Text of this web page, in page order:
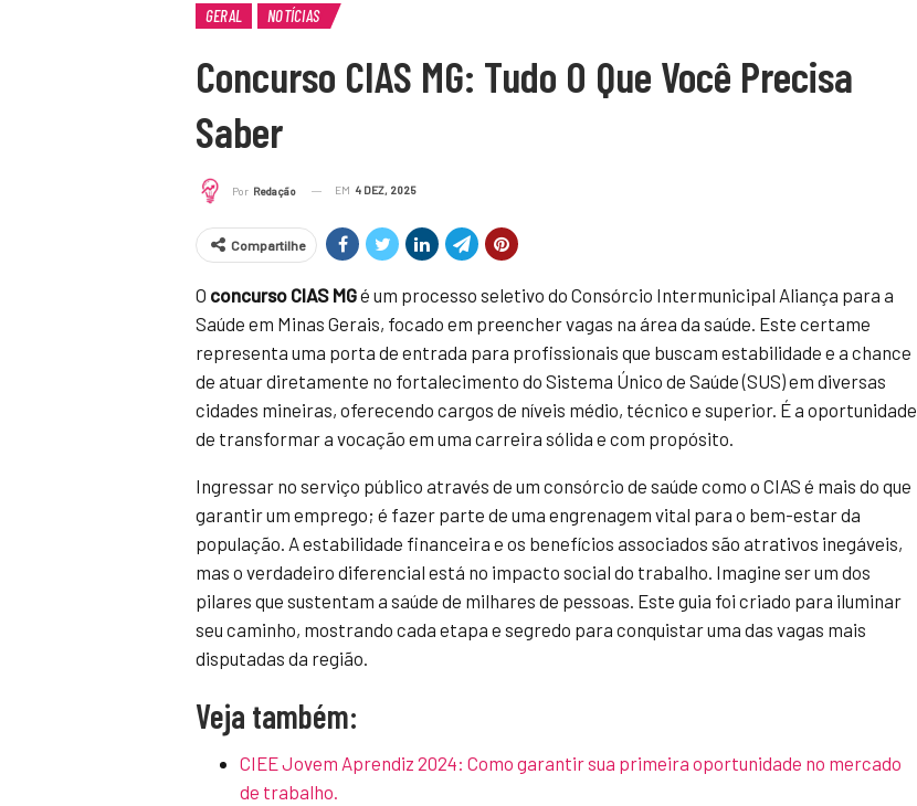
GERAL NOTÍCIAS
Concurso CIAS MG: Tudo O Que Você Precisa
Saber
Por Redação EM 4 DEZ, 2025
Compartilhe
O concurso CIAS MGé um processo seletivo do Consórcio Intermunicipal Aliança para a
Saúde em Minas Gerais, focado em preencher vagas na área da saúde. Este certame
representa uma porta de entrada para profissionais que buscam estabilidade e a chance
de atuar diretamente no fortalecimento do Sistema Único de Saúde (SUS) em diversas
cidades mineiras, oferecendo cargos de níveis médio, técnico e superior. É a oportunidade
de transformar a vocação em uma carreira sólida e com propósito.
Ingressar no serviço público através de um consórcio de saúde como o CIAS é mais do que
garantir um emprego; é fazer parte de uma engrenagem vital para o bem-estar da
população. A estabilidade financeira e os benefícios associados são atrativos inegáveis,
mas o verdadeiro diferencial está no impacto social do trabalho. Imagine ser um dos
pilares que sustentam a saúde de milhares de pessoas. Este guia foi criado para iluminar
seu caminho, mostrando cada etapa e segredo para conquistar uma das vagas mais
disputadas da região.
Veja também:
CIEE Jovem Aprendiz 2024: Como garantir sua primeira oportunidade no mercado
de trabalho.